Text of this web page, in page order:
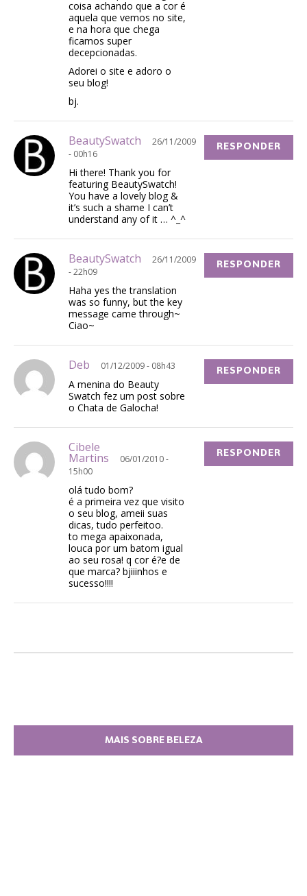
coisa achando que a cor é
aquela que vemos no site,
e na hora que chega
ficamos super
decepcionadas.
Adorei o site e adoro o
seu blog!
bj.
BeautySwatch
26/11/2009
- 00h16
Hi there! Thank you for
featuring BeautySwatch!
You have a lovely blog &
it’s such a shame I can’t
understand any of it … ^_^
RESPONDER
BeautySwatch
26/11/2009
- 22h09
Haha yes the translation
was so funny, but the key
message came through~
Ciao~
RESPONDER
Deb 01/12/2009 - 08h43
A menina do Beauty
Swatch fez um post sobre
o Chata de Galocha!
RESPONDER
Cibele
Martins
06/01/2010 -
15h00
olá tudo bom?
é a primeira vez que visito
o seu blog, ameii suas
dicas, tudo perfeitoo.
to mega apaixonada,
louca por um batom igual
ao seu rosa! q cor é?e de
que marca? bjiiinhos e
sucesso!!!!
RESPONDER
MAIS SOBRE BELEZA